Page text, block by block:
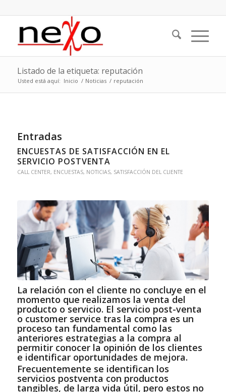
Listado de la etiqueta: reputación
Usted está aquí: Inicio / Noticias / reputación
Entradas
ENCUESTAS DE SATISFACCIÓN EN EL
SERVICIO POSTVENTA
CALL CENTER, ENCUESTAS, NOTICIAS, SATISFACCIÓN DEL CLIENTE
La relación con el cliente no concluye en el
momento que realizamos la venta del
producto o servicio. El servicio post-venta
o customer service tras la compra es un
proceso tan fundamental como las
anteriores estrategias a la compra al
permitir conocer la opinión de los clientes
e identificar oportunidades de mejora.
Frecuentemente se identifican los
servicios postventa con productos
tangibles, de larga vida útil, pero estos no